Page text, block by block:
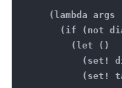
(lambda args
(if (not
(let ()
(set! dialog-
(set! table